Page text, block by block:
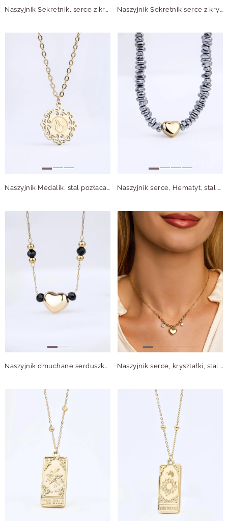
Naszyjnik Sekretnik, serce z kryształkiem, złoty S307759Z00 Naszyjnik Sekretnik serce z kryształkiem, złoty S305050Z00
Naszyjnik Medalik, stal pozłacana S312758Z00 Naszyjnik serce, Hematyt, stal pozłacana S312603M00
Naszyjnik dmuchane serduszko, stal pozłacana S307869Z01 Naszyjnik serce, kryształki, stal pozłacana S312288Z00